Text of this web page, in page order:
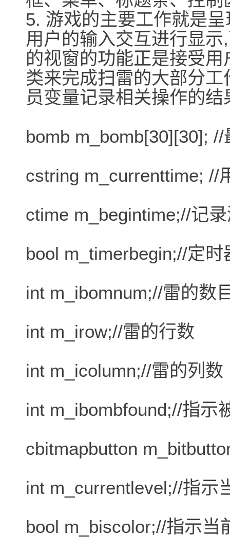
5. 游戏的主要工作就是
用户的输入交互进行显
的视窗的功能正是接受
类来完成扫雷的大部分
员变量记录相关操作的
bomb m_bomb[30][30];
cstring m_currenttime; //
ctime m_begintime;//记
bool m_timerbegin;//定时
int m_ibomnum;//雷的数
int m_irow;//雷的行数
int m_icolumn;//雷的列数
int m_ibombfound;//指示
cbitmapbutton
int m_currentlevel;//指示
bool m_biscolor;//指示当